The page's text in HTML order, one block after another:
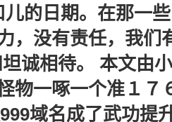
的日期。在那一
，没有责任，我们
诚相待。 本文由
物一啄一个准１７
域名成了武功提